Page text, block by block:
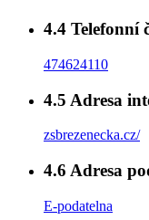
4.4 Telefonní
474624110
4.5 Adresa
zsbrezenecka.cz/
4.6 Adresa
E-podatelna